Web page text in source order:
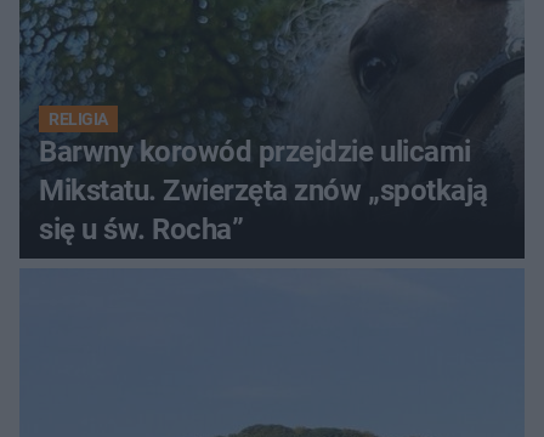
RELIGIA
Barwny korowód przejdzie ulicami
Mikstatu. Zwierzęta znów „spotkają
się u św. Rocha”